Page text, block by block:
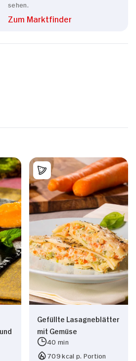
sehen.
Zum Marktfinder
Gefüllte Lasagneblätter
mit Gemüse
40 min
709 kcal p. Portion